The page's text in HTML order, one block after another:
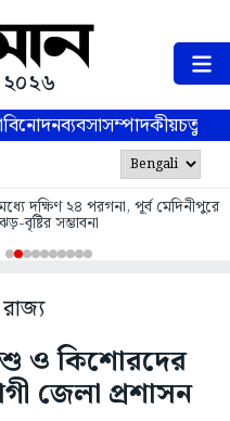
বিনোদনব্যবসাসম্পাদকীয়
দক্ষিণ ২৪ পরগনা, পূর্ব মেদিনীপুরে
বৃষ্টির সম্ভাবনা
ও কিশোরদের
জেলা প্রশাসন